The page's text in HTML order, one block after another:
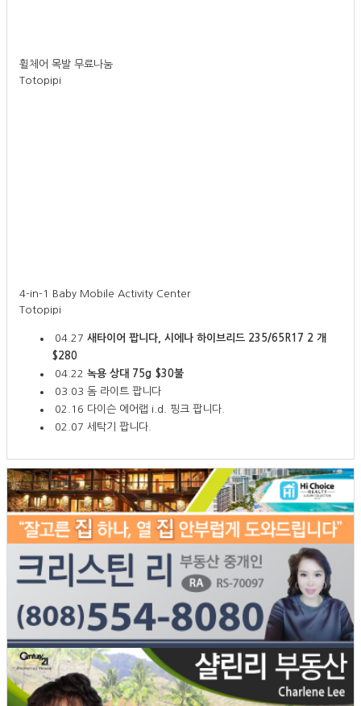
휠체어 목발 무료나눔
Totopipi
4-in-1 Baby Mobile Activity Center
Totopipi
04.27 새타이어 팝니다, 시에나 하이브리드 235/65R17 2 개
$280
04.22 녹용 상대 75g $30불
03.03 돔 라이트 팝니다
02.16 다이슨 에어랩 i.d. 핑크 팝니다.
02.07 세탁기 팝니다.